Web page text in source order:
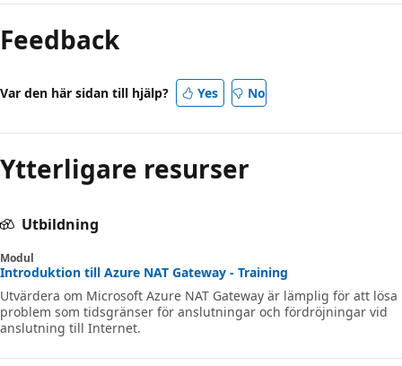
inaktiverat
Feedback
Var den här sidan till hjälp? Yes No
Ytterligare resurser
Utbildning
Modul
Introduktion till Azure NAT Gateway - Training
Utvärdera om Microsoft Azure NAT Gateway är lämplig för att lösa
problem som tidsgränser för anslutningar och fördröjningar vid
anslutning till Internet.